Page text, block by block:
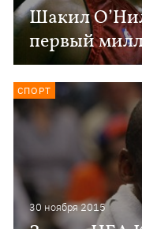
Шакил
первый
30 ноября 2015
СПОРТ